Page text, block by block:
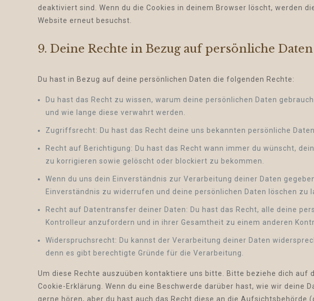
deaktiviert sind. Wenn du die Cookies in deinem Browser löscht, werden
Website erneut besuchst.
9. Deine Rechte in Bezug auf persönliche Daten
Du hast in Bezug auf deine persönlichen Daten die folgenden Rechte:
Du hast das Recht zu wissen, warum deine persönlichen Daten
und wie lange diese verwahrt werden.
Zugriffsrecht: Du hast das Recht deine uns bekannten persönliche
Recht auf Berichtigung: Du hast das Recht wann immer du wünscht,
zu korrigieren sowie gelöscht oder blockiert zu bekommen.
Wenn du uns dein Einverständnis zur Verarbeitung deiner Daten
Einverständnis zu widerrufen und deine persönlichen Daten löschen zu
Recht auf Datentransfer deiner Daten: Du hast das Recht, alle deine
Kontrolleur anzufordern und in ihrer Gesamtheit zu einem anderen
Widerspruchsrecht: Du kannst der Verarbeitung deiner Daten
denn es gibt berechtigte Gründe für die Verarbeitung.
Um diese Rechte auszuüben kontaktiere uns bitte. Bitte beziehe dich auf
Cookie-Erklärung. Wenn du eine Beschwerde darüber hast, wie wir deine
gerne hören, aber du hast auch das Recht diese an die Aufsichtsbehörde